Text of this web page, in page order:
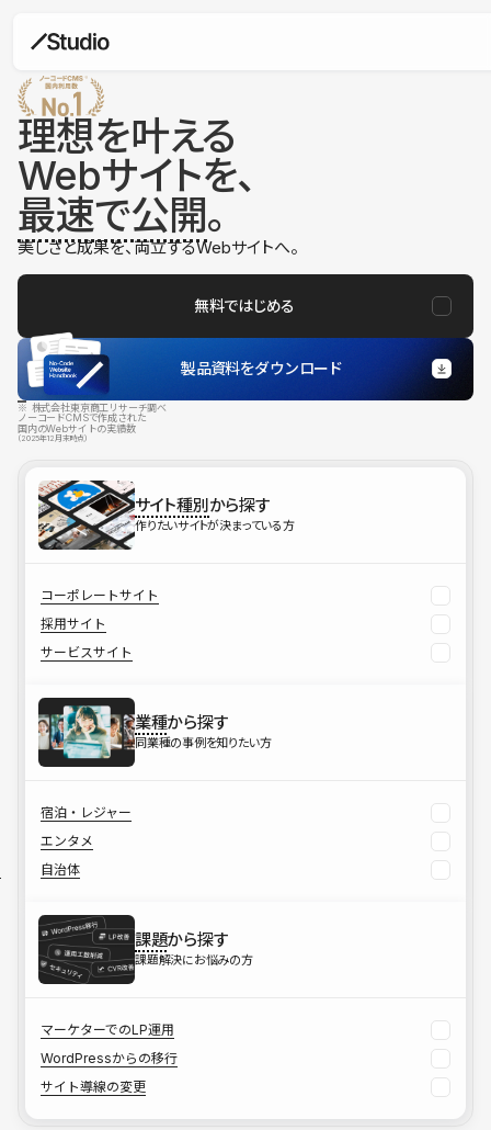
理想を叶える
Webサイトを、
最速で公開。
美しさと成果を、両立するWebサイトへ。
無料ではじめる
製品資料をダウンロード
※ 株式会社東京商工リサーチ調べ
ノーコードCMSで作成された
国内のWebサイトの実績数
（2025年12月末時点）
サイト種別から探す
作りたいサイトが決まっている方
コーポレートサイト
採用サイト
サービスサイト
業種から探す
同業種の事例を知りたい方
宿泊・レジャー
エンタメ
自治体
課題から探す
課題解決にお悩みの方
マーケターでのLP運用
WordPressからの移行
サイト導線の変更